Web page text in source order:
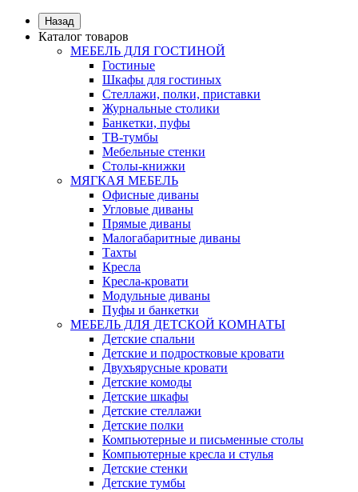
Назад
Каталог товаров
МЕБЕЛЬ ДЛЯ ГОСТИНОЙ
Гостиные
Шкафы для гостиных
Стеллажи, полки, приставки
Журнальные столики
Банкетки, пуфы
ТВ-тумбы
Мебельные стенки
Столы-книжки
МЯГКАЯ МЕБЕЛЬ
Офисные диваны
Угловые диваны
Прямые диваны
Малогабаритные диваны
Тахты
Кресла
Кресла-кровати
Модульные диваны
Пуфы и банкетки
МЕБЕЛЬ ДЛЯ ДЕТСКОЙ КОМНАТЫ
Детские спальни
Детские и подростковые кровати
Двухъярусные кровати
Детские комоды
Детские шкафы
Детские стеллажи
Детские полки
Компьютерные и письменные столы
Компьютерные кресла и стулья
Детские стенки
Детские тумбы